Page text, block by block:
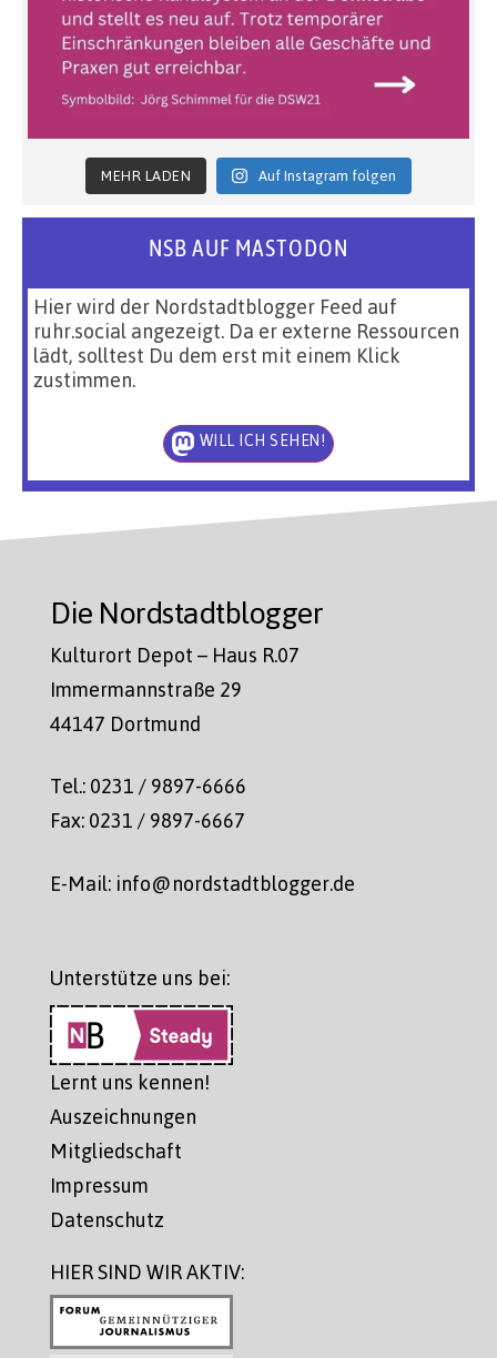
MEHR LADEN Auf Instagram folgen
NSB AUF MASTODON
Hier wird der Nordstadtblogger Feed auf
ruhr.social angezeigt. Da er externe Ressourcen
lädt, solltest Du dem erst mit einem Klick
zustimmen.
WILL ICH SEHEN!
Die Nordstadtblogger
Kulturort Depot – Haus R.07
Immermannstraße 29
44147 Dortmund
Tel.: 0231 / 9897-6666
Fax: 0231 / 9897-6667
E-Mail: info@nordstadtblogger.de
Unterstütze uns bei:
Lernt uns kennen!
Auszeichnungen
Mitgliedschaft
Impressum
Datenschutz
HIER SIND WIR AKTIV: